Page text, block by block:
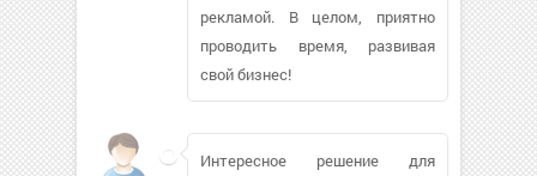
рекламой. В целом, приятно
проводить время, развивая
свой бизнес!
Интересное решение для